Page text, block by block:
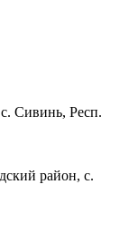
Сивинь, Респ.
район, с.